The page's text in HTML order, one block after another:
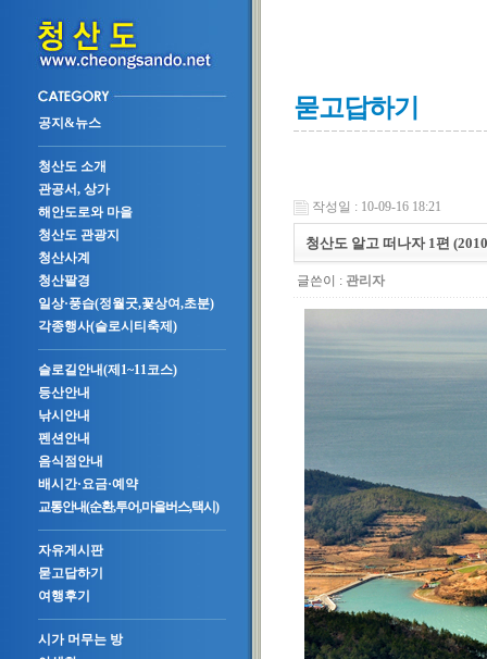
공지&뉴스
청산도 소개
관공서, 상가
해안도로와 마을
청산도 관광지
청산사계
청산팔경
일상·풍습(정월굿,꽃상여,초분)
각종행사(슬로시티축제)
슬로길안내(제1~11코스)
등산안내
낚시안내
펜션안내
음식점안내
배시간·요금·예약
교통안내(순환,투어,마을버스,택시)
자유게시판
묻고답하기
여행후기
시가 머무는 방
묻고답하기
작성일 : 10-09-16 18:21
청산도 알고 떠나자 1편
글쓴이 : 관리자